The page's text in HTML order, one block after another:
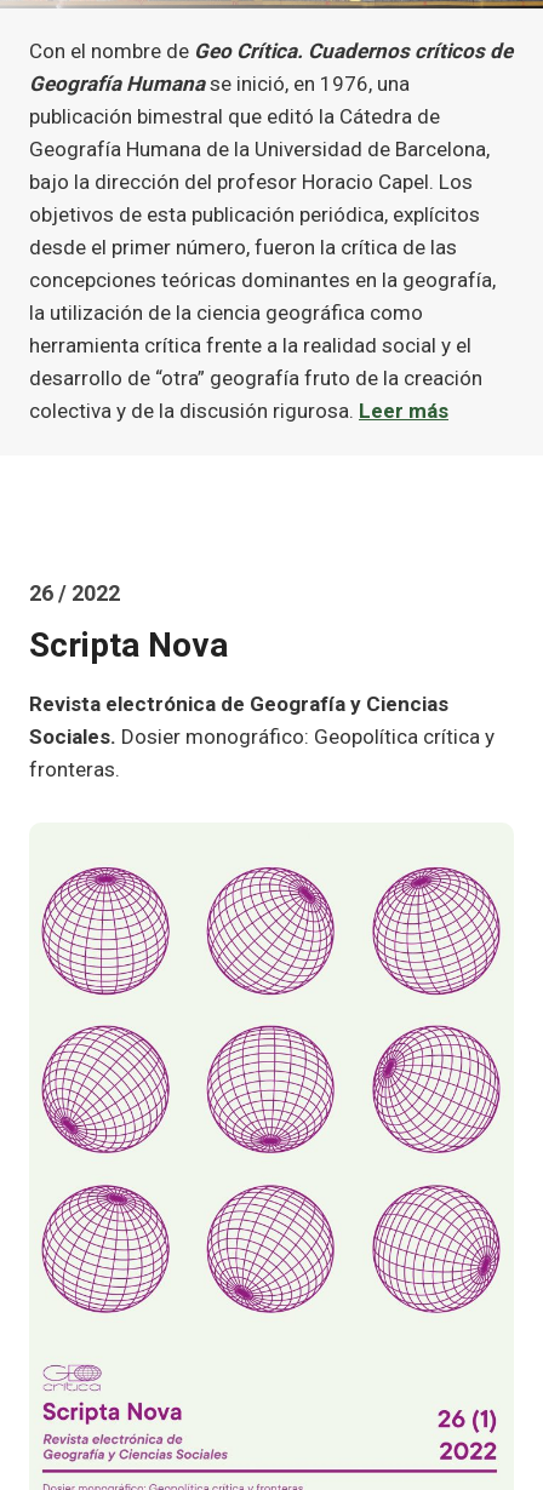
Con el nombre de Geo Crítica. Cuadernos críticos de
Geografía Humana se inició, en 1976, una
publicación bimestral que editó la Cátedra de
Geografía Humana de la Universidad de Barcelona,
bajo la dirección del profesor Horacio Capel. Los
objetivos de esta publicación periódica, explícitos
desde el primer número, fueron la crítica de las
concepciones teóricas dominantes en la geografía,
la utilización de la ciencia geográfica como
herramienta crítica frente a la realidad social y el
desarrollo de “otra” geografía fruto de la creación
colectiva y de la discusión rigurosa. Leer más
26 / 2022
Scripta Nova
Revista electrónica de Geografía y Ciencias
Sociales. Dosier monográfico: Geopolítica crítica y
fronteras.